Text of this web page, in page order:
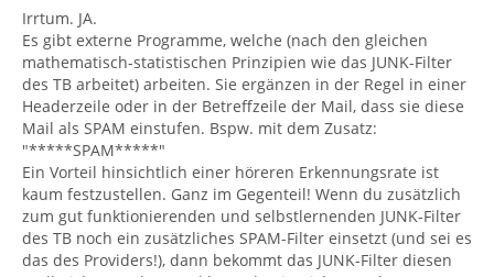
Irrtum. JA.
Es gibt externe Programme, welche (nach den gleichen
mathematisch-statistischen Prinzipien wie das JUNK-Filter
des TB arbeitet) arbeiten. Sie ergänzen in der Regel in einer
Headerzeile oder in der Betreffzeile der Mail, dass sie diese
Mail als SPAM einstufen. Bspw. mit dem Zusatz:
"*****SPAM*****"
Ein Vorteil hinsichtlich einer höreren Erkennungsrate ist
kaum festzustellen. Ganz im Gegenteil! Wenn du zusätzlich
zum gut funktionierenden und selbstlernenden JUNK-Filter
des TB noch ein zusätzliches SPAM-Filter einsetzt (und sei es
das des Providers!), dann bekommt das JUNK-Filter diesen